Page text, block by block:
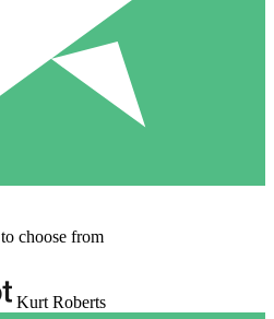
choose from
Kurt Roberts